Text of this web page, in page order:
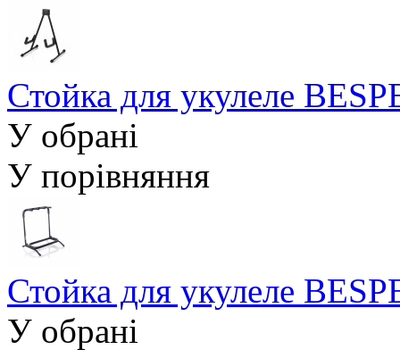
Стойка для укулеле
У обрані
У порівняння
Стойка для укулеле
У обрані